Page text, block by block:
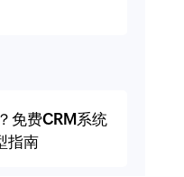
免费CRM系统
指南